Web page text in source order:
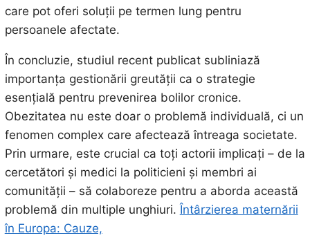
care pot oferi soluții pe termen lung pentru
persoanele afectate.
În concluzie, studiul recent publicat subliniază
importanța gestionării greutății ca o strategie
esențială pentru prevenirea bolilor cronice.
Obezitatea nu este doar o problemă individuală, ci un
fenomen complex care afectează întreaga societate.
Prin urmare, este crucial ca toți actorii implicați – de la
cercetători și medici la politicieni și membri ai
comunității – să colaboreze pentru a aborda această
problemă din multiple unghiuri.Întârzierea maternării
în Europa: Cauze,